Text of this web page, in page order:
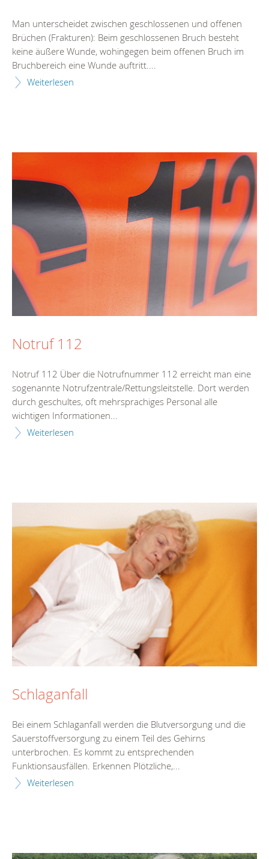
Man unterscheidet zwischen geschlossenen und offenen
Brüchen (Frakturen): Beim geschlossenen Bruch besteht
keine äußere Wunde, wohingegen beim offenen Bruch im
Bruchbereich eine Wunde auftritt....
Weiterlesen
Notruf 112
Notruf 112 Über die Notrufnummer 112 erreicht man eine
sogenannte Notrufzentrale/Rettungsleitstelle. Dort werden
durch geschultes, oft mehrsprachiges Personal alle
wichtigen Informationen...
Weiterlesen
Schlaganfall
Bei einem Schlaganfall werden die Blutversorgung und die
Sauerstoffversorgung zu einem Teil des Gehirns
unterbrochen. Es kommt zu entsprechenden
Funktionsausfällen. Erkennen Plötzliche,...
Weiterlesen